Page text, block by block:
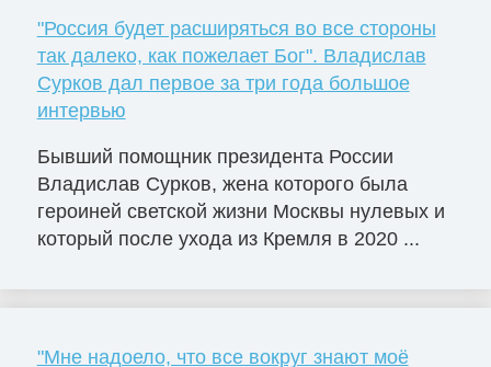
"Россия будет расширяться во все стороны
так далеко, как пожелает Бог". Владислав
Сурков дал первое за три года большое
интервью
Бывший помощник президента России
Владислав Сурков, жена которого была
героиней светской жизни Москвы нулевых и
который после ухода из Кремля в 2020 ...
"Мне надоело, что все вокруг знают моё